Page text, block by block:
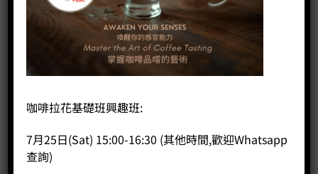
咖啡器具品牌 / GAGGIA
Gaggia Cadorna Prestige
HK$13,880.00
Gaggia Cadorna Prestige 數量
加入購物車
咖啡拉花基礎班興趣班:
7月25日(Sat) 15:00-16:30 (其他時間,歡迎Whatsapp
查詢)